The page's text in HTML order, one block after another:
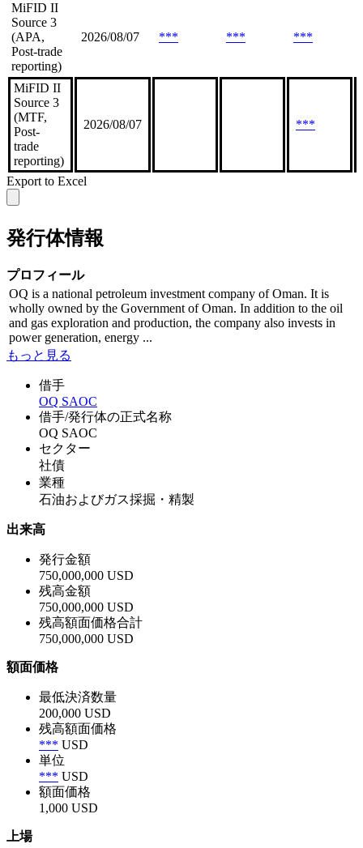
MiFID II
Source 3
(APA,
Post-trade
reporting)
2026/08/07 *** *** ***
MiFID II
Source 3
(MTF,
Post-
trade
reporting)
2026/08/07 ***
Export to Excel
発行体情報
プロフィール
OQ is a national petroleum investment company of Oman. It is
wholly owned by the Government of Oman. In addition to the oil
and gas exploration and production, the company also invests in
power generation, energy ...
もっと見る
借手
OQ SAOC
借手/発行体の正式名称
OQ SAOC
セクター
社債
業種
石油およびガス採掘・精製
出来高
発行金額
750,000,000 USD
残高金額
750,000,000 USD
残高額面価格合計
750,000,000 USD
額面価格
最低決済数量
200,000 USD
残高額面価格
*** USD
単位
*** USD
額面価格
1,000 USD
上場